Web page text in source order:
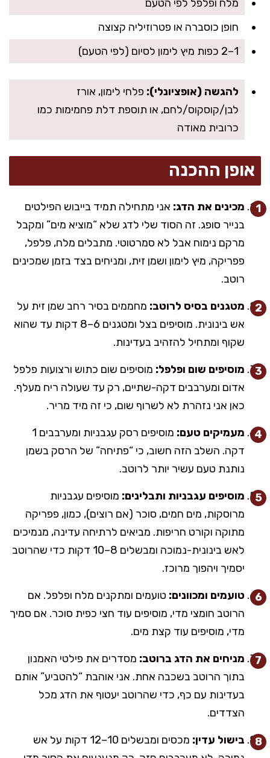
מלח ופלפל לפי הטעם
חופן כוסברה או פטרוזיליה קצוצה
1–2 כפות מיץ לימון לסיום (לפי הטעם)
להגשה (אופציונלי): פלחי לימון, אורז
לבן/קוסקוס/לחם, או תוספת דלת פחמימות כמו
כרובית מאודה
אופן ההכנה
מכינים את הדג: אני מתחילה תמיד בייבוש הפילטים
בנייר סופג. זה הסוד שלי לדג שלא “מוציא מים” ומקבל
מרקם נימוח אבל לא סמרטוטי. מתבלים מלח, פלפל,
פפריקה, מיץ לימון ושמן זית, ומניחים בצד בזמן שמכינים
רוטב.
מטגנים בסיס לרוטב: מחממים בסיר רחב שמן זית על
אש בינונית. מוסיפים בצל ומטגנים 6–8 דקות עד שהוא
שקוף ומתחיל להזהיב בעדינות.
מוסיפים שום ופלפל: מוסיפים שום כתוש ורצועות פלפל
אדום ומערבבים דקה-שתיים, רק עד שעולה ריח מעלף.
כאן אני נזהרת לא לשרוף שום, כי זה מיד מריר.
מעמיקים טעם:
מוסיפים רסק עגבניות ומערבבים 1
דקה. השלב הזה חשוב, כי “פתיחה” של הרסק בשמן
נותנת טעם עשיר יותר לרוטב.
מוסיפים עגבניות ותבלינים: מוסיפים עגבניות
מרוסקות, מים חמים, סוכר (אם רוצים), כמון, פפריקה
מתוקה וקורט חריפות. מביאים לרתיחה עדינה, מנמיכים
לאש בינונית-נמוכה ומבשלים 8–10 דקות כדי שהרוטב
יסמיך ויהפוך מרוכז.
טועמים ומכוונים: טועמים ומתקנים מלח ופלפל. אם
הרוטב חומצי מדי, מוסיפים עוד חצי כפית סוכר. אם סמיך
מדי, מוסיפים עוד קצת מים.
מניחים את הדג ברוטב: מסדרים את פילטי האמנון
בתוך הרוטב בשכבה אחת. אני אוהבת “להטביע” אותם
בעדינות עם כף, כדי שהרוטב יעטוף את הדג מכל
הצדדים.
בישול עדין:
מכסים ומבשלים 10–12 דקות על אש